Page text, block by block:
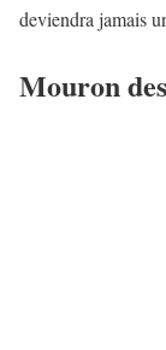
deviendra jamais
Mouron